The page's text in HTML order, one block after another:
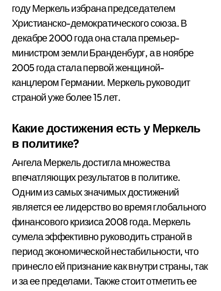
году Меркель избрана председателем
Христианско-демократического союза. В
декабре 2000 года она стала премьер-
министром земли Бранденбург, а в ноябре
2005 года стала первой женщиной-
канцлером Германии. Меркель руководит
страной уже более 15 лет.
Какие достижения есть у Меркель
в политике?
Ангела Меркель достигла множества
впечатляющих результатов в политике.
Одним из самых значимых достижений
является ее лидерство во время глобального
финансового кризиса 2008 года. Меркель
сумела эффективно руководить страной в
период экономической нестабильности, что
принесло ей признание как внутри страны, так
и за ее пределами. Также стоит отметить ее